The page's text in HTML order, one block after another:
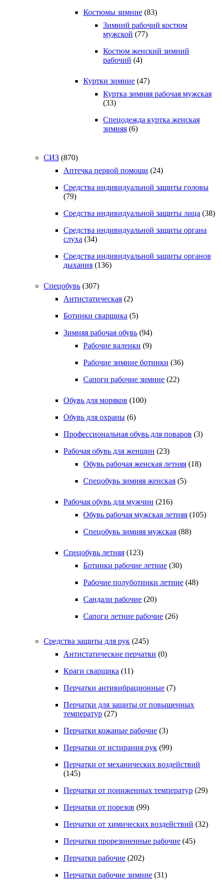
Костюмы зимние (83)
Зимний рабочий костюм
мужской (77)
Костюм женский зимний
рабочий (4)
Куртки зимние (47)
Куртка зимняя рабочая мужская
(33)
Спецодежда куртка женская
зимняя (6)
СИЗ (870)
Аптечка первой помощи (24)
Средства индивидуальной защиты головы
(79)
Средства индивидуальной защиты лица (38)
Средства индивидуальной защиты органа
слуха (34)
Средства индивидуальной защиты органов
дыхания (136)
Спецобувь (307)
Антистатическая (2)
Ботинки сварщика (5)
Зимняя рабочая обувь (94)
Рабочие валенки (9)
Рабочие зимние ботинки (36)
Сапоги рабочие зимние (22)
Обувь для моряков (100)
Обувь для охраны (6)
Профессиональная обувь для поваров (3)
Рабочая обувь для женщин (23)
Обувь рабочая женская летняя (18)
Спецобувь зимняя женская (5)
Рабочая обувь для мужчин (216)
Обувь рабочая мужская летняя (105)
Спецобувь зимняя мужская (88)
Спецобувь летняя (123)
Ботинки рабочие летние (30)
Рабочие полуботинки летние (48)
Сандали рабочие (20)
Сапоги летние рабочие (26)
Средства защиты для рук (245)
Антистатические перчатки (0)
Краги сварщика (11)
Перчатки антивибрационные (7)
Перчатки для защиты от повышенных
температур (27)
Перчатки кожаные рабочие (3)
Перчатки от истирания рук (99)
Перчатки от механических воздействий
(145)
Перчатки от пониженных температур (29)
Перчатки от порезов (99)
Перчатки от химических воздействий (32)
Перчатки прорезиненные рабочие (45)
Перчатки рабочие (202)
Перчатки рабочие зимние (31)